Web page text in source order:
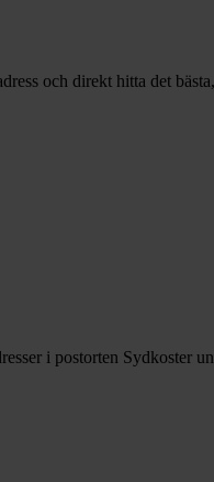
och direkt hitta det
i postorten Sydkoster